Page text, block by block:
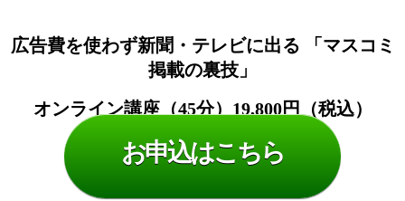
広告費を使わず新聞・テレビに出る
「マスコミ
掲載の裏技」
オンライン講座（45分） 19,800円 （税込）
お申込はこちら